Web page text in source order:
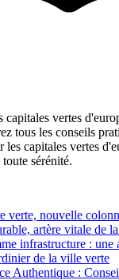
capitales vertes
tous les conseils
les capitales vertes
sérénité.
verte, nouvelle
artère vitale de
infrastructure : une
de la ville verte
Authentique :